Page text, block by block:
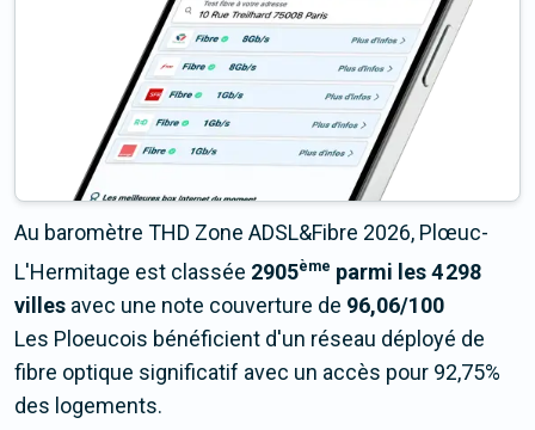
Au baromètre THD Zone ADSL&Fibre 2026, Plœuc-
L'Hermitage est classée 2905ème parmi les 4 298
villes avec une note couverture de 96,06/100
Les Ploeucois bénéficient d'un réseau déployé de
fibre optique significatif avec un accès pour 92,75%
des logements.